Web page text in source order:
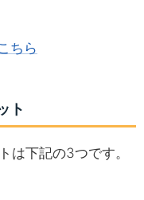
ちら
ト
は下記の3つです。